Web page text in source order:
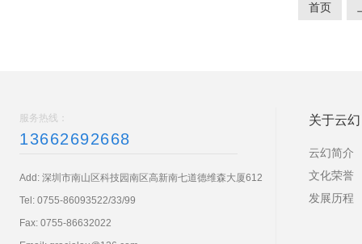
首页
服务热线：
13662692668
Add: 深圳市南山区科技园南区高新南七道德维森大厦612
Tel: 0755-86093522/33/99
Fax: 0755-86632022
关于云幻
云幻简介
文化荣誉
发展历程